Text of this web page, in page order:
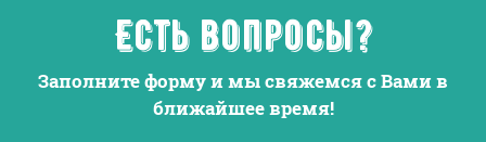
Есть вопросы?
Заполните форму и мы свяжемся с Вами в
ближайшее время!